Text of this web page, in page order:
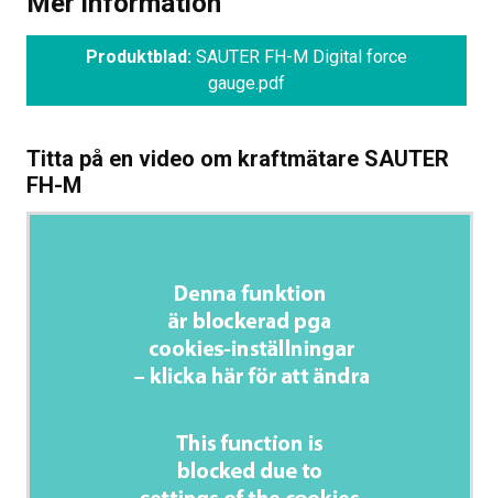
Produktblad: SAUTER FH-M Digital force
gauge.pdf
Titta på en video om kraftmätare SAUTER
FH-M